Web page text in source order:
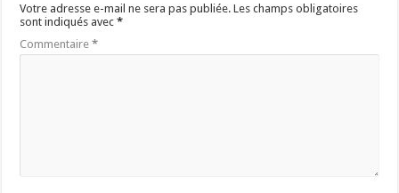
Votre adresse e-mail ne sera pas publiée. Les champs obligatoires
sont indiqués avec*
Commentaire*